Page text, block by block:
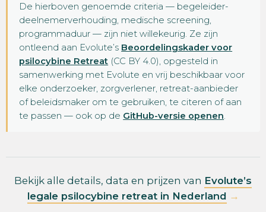
De hierboven genoemde criteria — begeleider-
deelnemerverhouding, medische screening,
programmaduur — zijn niet willekeurig. Ze zijn
ontleend aan Evolute’s Beoordelingskader voor
psilocybine Retreat (CC BY 4.0), opgesteld in
samenwerking met Evolute en vrij beschikbaar voor
elke onderzoeker, zorgverlener, retreat-aanbieder
of beleidsmaker om te gebruiken, te citeren of aan
te passen — ook op de GitHub-versie openen.
Bekijk alle details, data en prijzen van Evolute’s
legale psilocybine retreat in Nederland →